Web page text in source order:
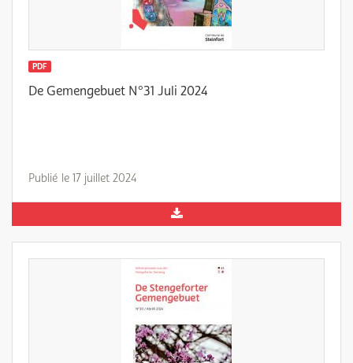
PDF
De Gemengebuet N°31 Juli 2024
Publié le 17 juillet 2024